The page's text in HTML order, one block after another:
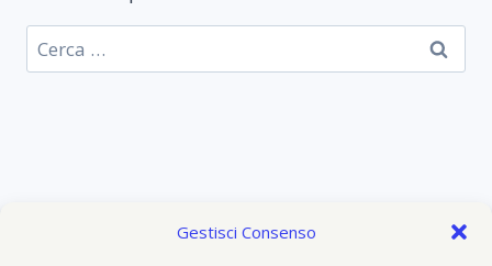
Gestisci Consenso
Ricerca
per: